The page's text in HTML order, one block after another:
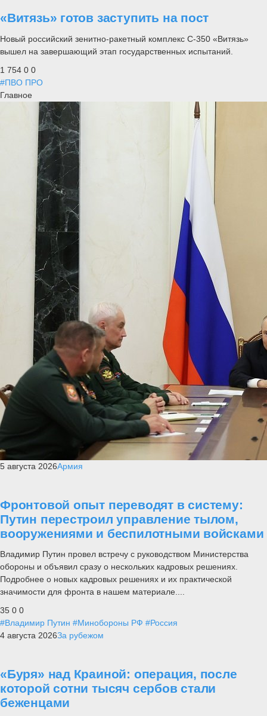
«Витязь» готов заступить на пост
Новый российский зенитно-ракетный комплекс С-350 «Витязь»
вышел на завершающий этап государственных испытаний.
1 754 0 0
#ПВО ПРО
Главное
5 августа 2026Армия
Фронтовой опыт переводят в систему:
Путин перестроил управление тылом,
вооружениями и беспилотными войсками
Владимир Путин провел встречу с руководством Министерства
обороны и объявил сразу о нескольких кадровых решениях.
Подробнее о новых кадровых решениях и их практической
значимости для фронта в нашем материале....
35 0 0
#Владимир Путин #Минобороны РФ #Россия
4 августа 2026За рубежом
«Буря» над Краиной: операция, после
которой сотни тысяч сербов стали
беженцами